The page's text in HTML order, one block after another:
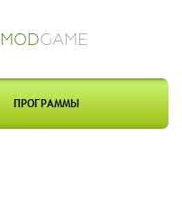
MODGAME
ПРОГРАММЫ